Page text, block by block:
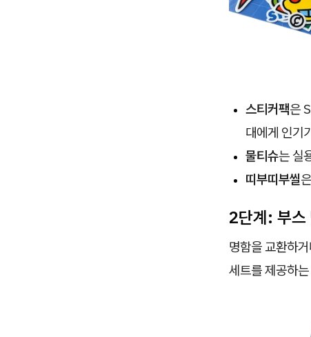
스티커팩은
대에게 인기
물티슈는 실
띠부띠부씰
2단계: 부스
명함을 교환하
세트를 제공하